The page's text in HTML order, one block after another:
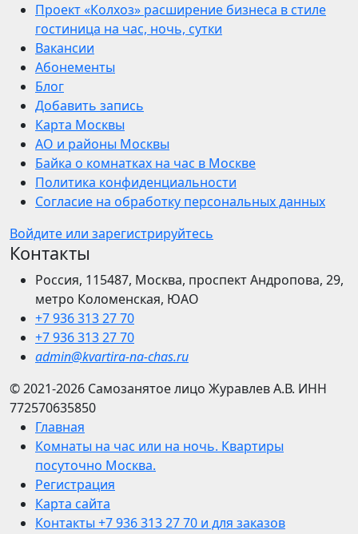
Проект «Колхоз» расширение бизнеса в стиле
гостиница на час, ночь, сутки
Вакансии
Абонементы
Блог
Добавить запись
Карта Москвы
АО и районы Москвы
Байка о комнатках на час в Москве
Политика конфиденциальности
Согласие на обработку персональных данных
Войдите или зарегистрируйтесь
Контакты
Россия, 115487, Москва, проспект Андропова, 29,
метро Коломенская, ЮАО
+7 936 313 27 70
+7 936 313 27 70
admin@kvartira-na-chas.ru
© 2021-2026 Самозанятое лицо Журавлев А.В. ИНН
772570635850
Главная
Комнаты на час или на ночь. Квартиры
посуточно Москва.
Регистрация
Карта сайта
Контакты +7 936 313 27 70 и для заказов